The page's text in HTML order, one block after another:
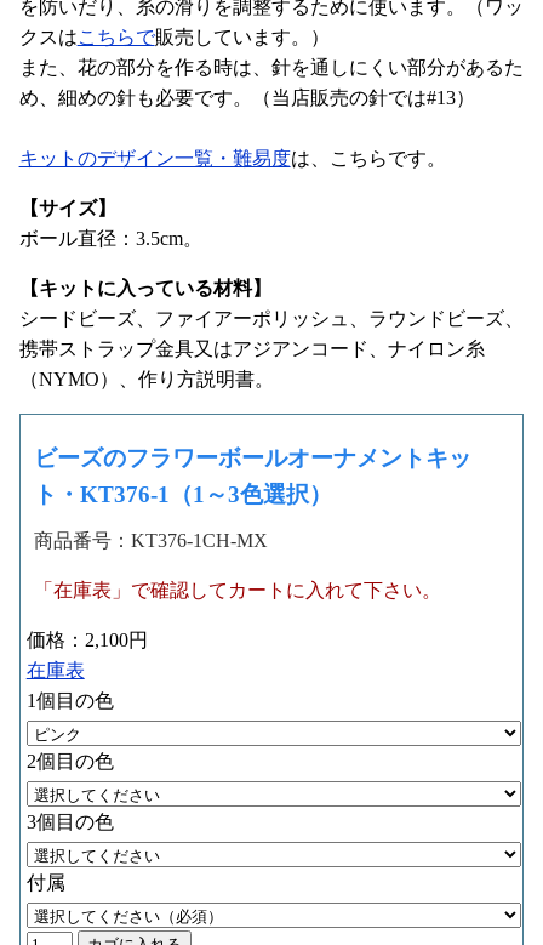
を防いだり、糸の滑りを調整するために使います。（ワッ
クスはこちらで販売しています。）
また、花の部分を作る時は、針を通しにくい部分があるた
め、細めの針も必要です。（当店販売の針では#13）
キットのデザイン一覧・難易度は、こちらです。
【サイズ】
ボール直径：3.5cm。
【キットに入っている材料】
シードビーズ、ファイアーポリッシュ、ラウンドビーズ、
携帯ストラップ金具又はアジアンコード、ナイロン糸
（NYMO）、作り方説明書。
ビーズのフラワーボールオーナメントキッ
ト・KT376-1（1～3色選択）
商品番号：KT376-1CH-MX
「在庫表」で確認してカートに入れて下さい。
価格：2,100円
在庫表
1個目の色
2個目の色
3個目の色
付属